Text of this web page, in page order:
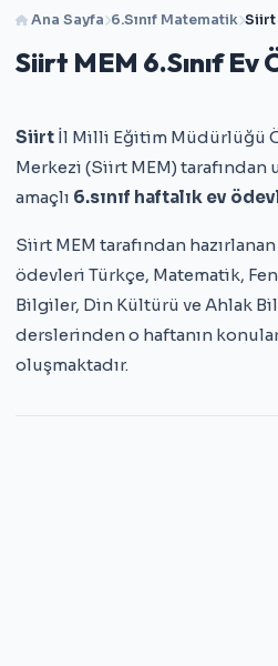
Ana Sayfa 6.Sınıf Matematik Siirt
Siirt MEM 6.Sınıf Ev
Siirt İl Milli Eğitim Müdürlüğü
Merkezi (Siirt MEM)
amaçlı 6.sınıf haftalık ev
Siirt MEM tarafından hazırlanan
ödevleri Türkçe, Matematik,
Bilgiler, Din Kültürü ve Ahlak
derslerinden o haftanın
oluşmaktadır.